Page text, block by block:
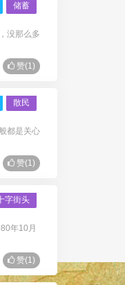
储蓄
没那么多
赞(1)
散民
都是关心
赞(1)
字街头
年10月
赞(1)